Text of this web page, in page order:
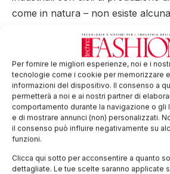
Per fornire le migliori esperienze, noi e i
tecnologie come i cookie per memorizzare
informazioni del dispositivo. Il consenso a
permetterà a noi e ai nostri partner di
comportamento durante la navigazione o gli
e di mostrare annunci (non) personalizzati.
il consenso può influire negativamente su
funzioni.
Clicca qui sotto per acconsentire a quanto
dettagliate. Le tue scelte saranno applicate
come in natura – non esiste
dichiarato l’obiettivo didiventare
impiegando sempre di più
vegetale Wineleather.
Il prodotto di origine vegetale
zero acqua per la produzione
acqua necessari per un metro
sugli ecosistemi creati dalle